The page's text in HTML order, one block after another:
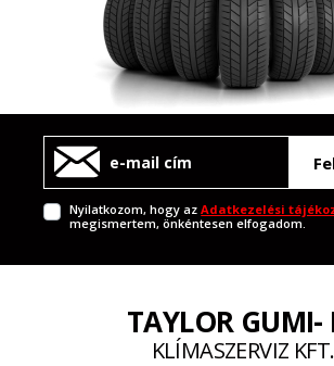
Nyilatkozom, hogy azAdatkezelési
megismertem, önkéntesen elfogadom.
TAYLOR GUMI-
KLÍMASZERVIZ KFT.